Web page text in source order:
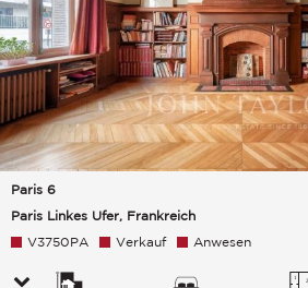
Paris 6
Paris Linkes Ufer, Frankreich
V3750PA Verkauf Anwesen